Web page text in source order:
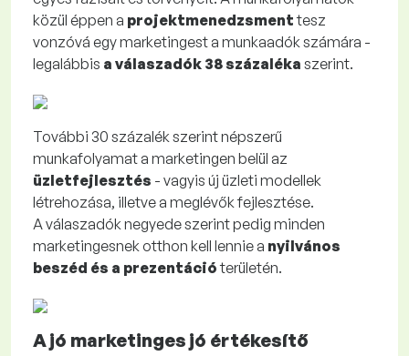
közül éppen a projektmenedzsmenttesz
vonzóvá egy marketingest a munkaadók számára -
legalábbis a válaszadók 38 százaléka szerint.
További 30 százalék szerint népszerű
munkafolyamat a marketingen belül az
üzletfejlesztés - vagyis új üzleti modellek
létrehozása, illetve a meglévők fejlesztése.
A válaszadók negyede szerint pedig minden
marketingesnek otthon kell lennie a nyilvános
beszéd és a prezentációterületén.
A jó marketinges jó értékesítő